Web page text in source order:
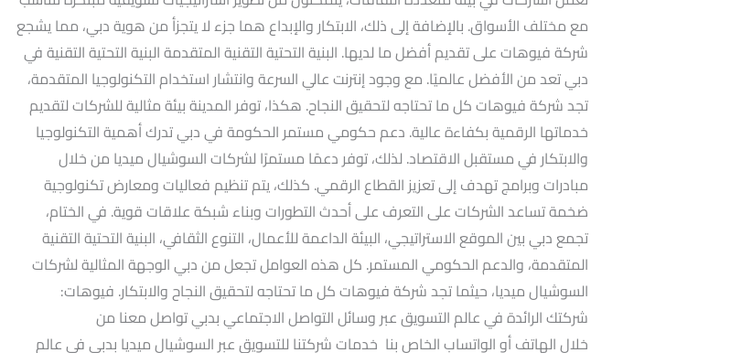
مع مختلف الأسواق. بالإضافة إلى ذلك، الابتكار والإبداع هما جزء لا يتجزأ من هوية دبي، مما يشجع
شركة فيوهات على تقديم أفضل ما لديها. البنية التحتية التقنية المتقدمة البنية التحتية التقنية في
دبي تعد من الأفضل عالميًا. مع وجود إنترنت عالي السرعة وانتشار استخدام التكنولوجيا المتقدمة،
تجد شركة فيوهات كل ما تحتاجه لتحقيق النجاح. هكذا، توفر المدينة بيئة مثالية للشركات لتقديم
خدماتها الرقمية بكفاءة عالية. دعم حكومي مستمر الحكومة في دبي تدرك أهمية التكنولوجيا
والابتكار في مستقبل الاقتصاد. لذلك، توفر دعمًا مستمرًا لشركات السوشيال ميديا من خلال
مبادرات وبرامج تهدف إلى تعزيز القطاع الرقمي. كذلك، يتم تنظيم فعاليات ومعارض تكنولوجية
ضخمة تساعد الشركات على التعرف على أحدث التطورات وبناء شبكة علاقات قوية. في الختام،
تجمع دبي بين الموقع الاستراتيجي، البيئة الداعمة للأعمال، التنوع الثقافي، البنية التحتية التقنية
المتقدمة، والدعم الحكومي المستمر. كل هذه العوامل تجعل من دبي الوجهة المثالية لشركات
السوشيال ميديا، حيثما تجد شركة فيوهات كل ما تحتاجه لتحقيق النجاح والابتكار. فيوهات:
شركتك الرائدة في عالم التسويق عبر وسائل التواصل الاجتماعي بدبي تواصل معنا من
خلال الهاتف أو الواتساب الخاص بنا خدمات شركتنا للتسويق عبر السوشيال ميديا بدبي في عالم